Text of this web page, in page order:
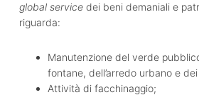
global servicedei beni demaniali e
riguarda:
Manutenzione del verde
fontane, dell’arredo urbano e
Attività di facchinaggio;